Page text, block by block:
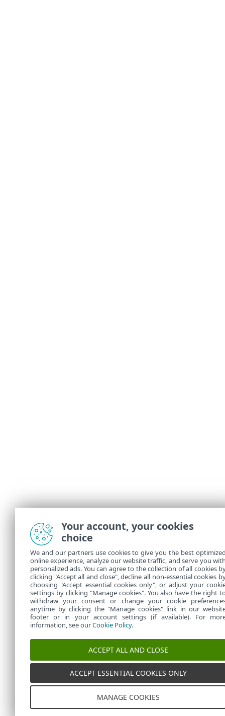
Your account, your cookies
choice
We and our partners use cookies to give you the best
online experience, analyze our website traffic, and serve you
personalized ads. You can agree to the collection of all cookies
clicking "Accept all and close", decline all non-essential cookies
choosing "Accept essential cookies only", or adjust your
settings by clicking "Manage cookies". You also have the right
withdraw your consent or change your cookie
anytime by clicking the "Manage cookies" link in our
footer or in your account settings (if available). For
information, see ourCookie Policy.
ACCEPT ALL AND CLOSE
ACCEPT ESSENTIAL COOKIES ONLY
MANAGE COOKIES